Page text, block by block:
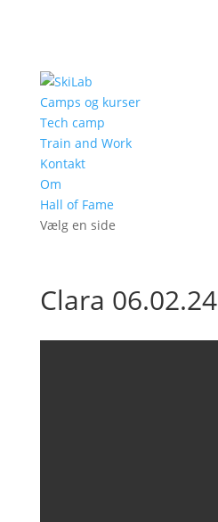
Camps og kurser
Tech camp
Train and Work
Kontakt
Om
Hall of Fame
Vælg en side
Clara 06.02.24